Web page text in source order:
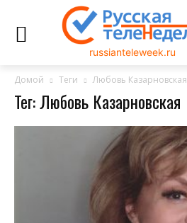
russianteleweek.ru
Домой Теги Любовь Казарновская
Тег: Любовь Казарновская